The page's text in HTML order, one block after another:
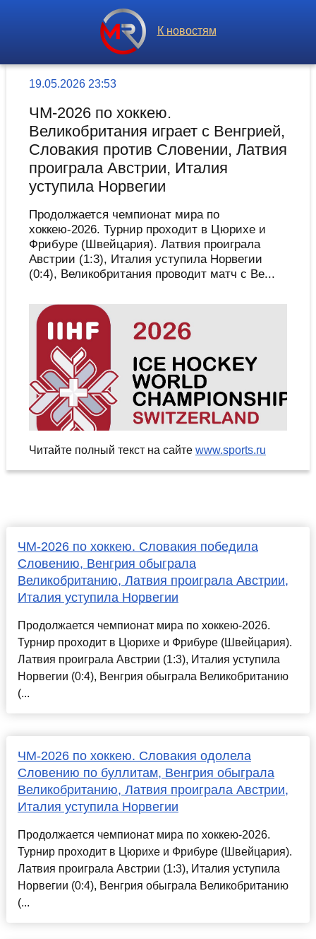
К новостям
19.05.2026 23:53
ЧМ-2026 по хоккею.
Великобритания играет с Венгрией,
Словакия против Словении, Латвия
проиграла Австрии, Италия
уступила Норвегии
Продолжается чемпионат мира по
хоккею-2026. Турнир проходит в Цюрихе и
Фрибуре (Швейцария). Латвия проиграла
Австрии (1:3), Италия уступила Норвегии
(0:4), Великобритания проводит матч с Ве...
Читайте полный текст на сайте www.sports.ru
ЧМ-2026 по хоккею. Словакия победила
Словению, Венгрия обыграла
Великобританию, Латвия проиграла Австрии,
Италия уступила Норвегии
Продолжается чемпионат мира по хоккею-2026.
Турнир проходит в Цюрихе и Фрибуре (Швейцария).
Латвия проиграла Австрии (1:3), Италия уступила
Норвегии (0:4), Венгрия обыграла Великобританию
(...
ЧМ-2026 по хоккею. Словакия одолела
Словению по буллитам, Венгрия обыграла
Великобританию, Латвия проиграла Австрии,
Италия уступила Норвегии
Продолжается чемпионат мира по хоккею-2026.
Турнир проходит в Цюрихе и Фрибуре (Швейцария).
Латвия проиграла Австрии (1:3), Италия уступила
Норвегии (0:4), Венгрия обыграла Великобританию
(...